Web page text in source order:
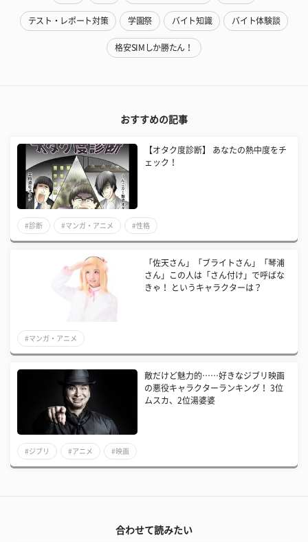
テスト・レポート対策 学園祭 バイト知識 バイト体験談
格安SIMしか勝たん！
おすすめの記事
【オタク度診断】 あなたの熱中度をチ
ェック！
#診断 #マンガ・アニメ #性格
「佐天さん」「ブライトさん」「琴浦
さん」この人は「さん付け」で呼ばな
きゃ！ というキャラクターは？
#マンガ・アニメ
敵だけど魅力的……好きなジブリ映画
の悪役キャラクターランキング！ 3位
ムスカ、2位湯婆婆
#ジブリ #アニメ #映画
合わせて読みたい